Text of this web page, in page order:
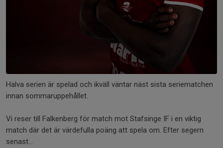
Halva serien är spelad och ikväll väntar näst sista seriematchen
innan sommaruppehållet.
Vi reser till Falkenberg för match mot Stafsinge IF i en viktig
match där det är värdefulla poäng att spela om. Efter segern
senast...